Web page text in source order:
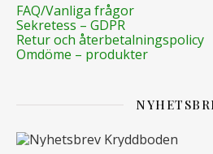
FAQ/Vanliga frågor
Sekretess – GDPR
Retur och återbetalningspolicy
Omdöme – produkter